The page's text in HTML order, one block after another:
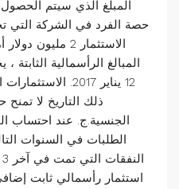
المبلغ الذي سيتم
حصة الفرد في الشركة التي
الاستثمار 2
المبالغ الرأسمالية الثابتة
12 يناير 2017.
ذلك التاريخ لا
الجنسية.ج. عند احتساب
الطلبات في السنوات
استثمار رأسمالي ثابت